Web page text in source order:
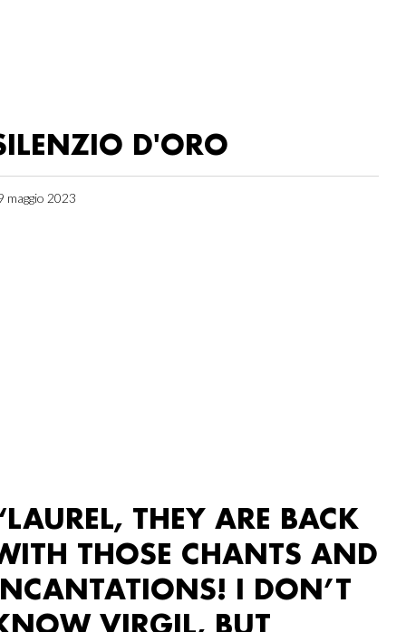
D'ORO
maggio 2023
THEY ARE BACK
THOSE CHANTS AND
I DON’T
VIRGIL, BUT